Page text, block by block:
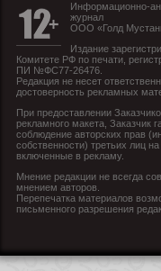
Информационно-
журнал
ООО «Голд
Издание
Комитете РФ по печати,
ПИ №ФС77-26476.
Редакция не несет
достоверность рекламных
При предоставлении
рекламного макета, Заказчик
соблюдение авторских прав
собственности) третьих лиц на
включенные в рекламу.
Мнение редакции не всегда
мнением авторов.
Перепечатка материалов
письменного разрешения